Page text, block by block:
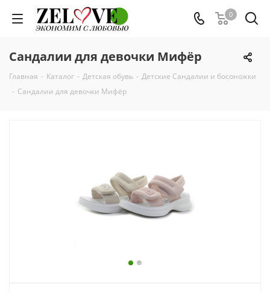
0
Сандалии для девочки Мифёр
Главная - Каталог - Детская обувь - Детские Сандалии и босоножки
- Сандалии для девочки Мифёр